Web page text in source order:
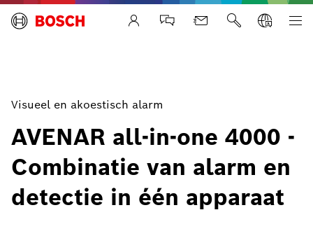
Life Safety Systems
Visueel en akoestisch alarm
AVENAR all-in-one 4000 -
Combinatie van alarm en
detectie in één apparaat